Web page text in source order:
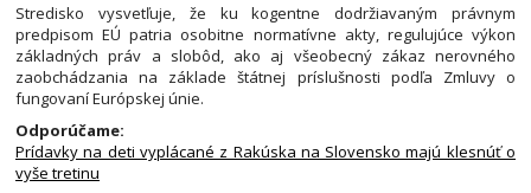
Stredisko vysvetľuje, že ku kogentne dodržiavaným právnym
predpisom EÚ patria osobitne normatívne akty, regulujúce výkon
základných práv a slobôd, ako aj všeobecný zákaz nerovného
zaobchádzania na základe štátnej príslušnosti podľa Zmluvy o
fungovaní Európskej únie.
Odporúčame:
Prídavky na deti vyplácané z Rakúska na Slovensko majú klesnúť o
vyše tretinu